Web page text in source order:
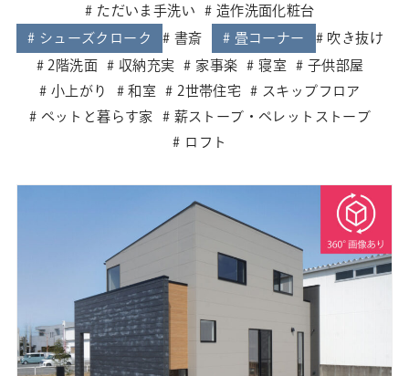
ただいま手洗い
造作洗面化粧台
シューズクローク
書斎 畳コーナー
吹き抜け
2階洗面
収納充実 家事楽 寝室
子供部屋
小上がり
和室 2世帯住宅
スキップフロア
ペットと暮らす家
薪ストーブ・ペレットストーブ
ロフト